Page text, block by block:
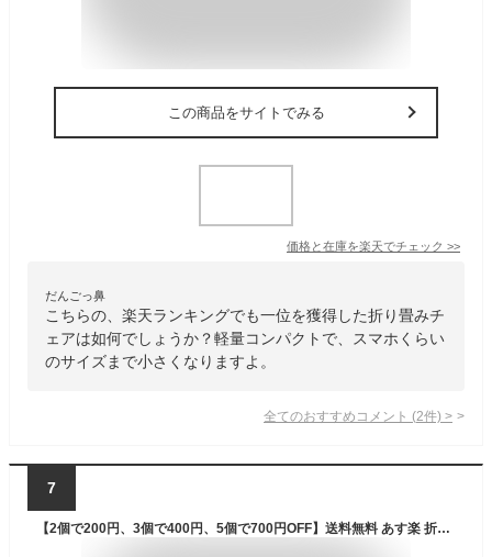
この商品をサイトでみる
価格と在庫を楽天でチェック >>
だんごっ鼻
こちらの、楽天ランキングでも一位を獲得した折り畳みチ
ェアは如何でしょうか？軽量コンパクトで、スマホくらい
のサイズまで小さくなりますよ。
全てのおすすめコメント (2件) >
7
【2個で200円、3個で400円、5個で700円OFF】送料無料 あす楽 折りたたみ椅子 アウトドア コンパクト 軽量 折りたたみチェア 椅子 折りたたみ チェア スツール おしゃれ 携帯 持ち運び ゴルフ観戦 キャンプ 釣り 踏み台 屋外 イベント 運動会 バーベキュー BBQ 旅行 GW 海